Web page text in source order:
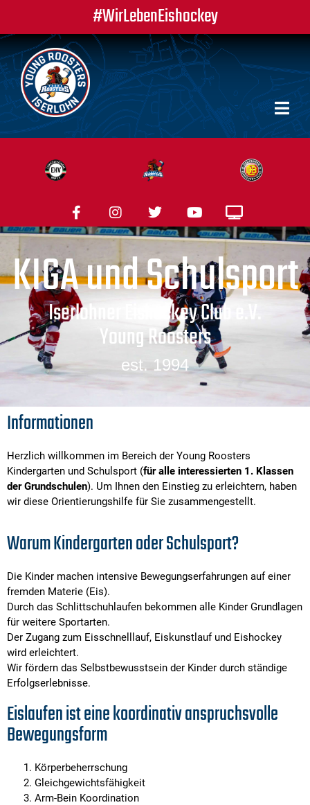
#WirLebenEishockey
KIGA und Schulsport
Iserlohner Eishockey Club e.V.
Young Roosters
est. 1994
Informationen
Herzlich willkommen im Bereich der Young Roosters
Kindergarten und Schulsport (für alle interessierten 1. Klassen
der Grundschulen). Um Ihnen den Einstieg zu erleichtern, haben
wir diese Orientierungshilfe für Sie zusammengestellt.
Warum Kindergarten oder Schulsport?
Die Kinder machen intensive Bewegungserfahrungen auf einer
fremden Materie (Eis).
Durch das Schlittschuhlaufen bekommen alle Kinder Grundlagen
für weitere Sportarten.
Der Zugang zum Eisschnelllauf, Eiskunstlauf und Eishockey
wird erleichtert.
Wir fördern das Selbstbewusstsein der Kinder durch ständige
Erfolgserlebnisse.
Eislaufen ist eine koordinativ anspruchsvolle
Bewegungsform
Körperbeherrschung
Gleichgewichtsfähigkeit
Arm-Bein Koordination